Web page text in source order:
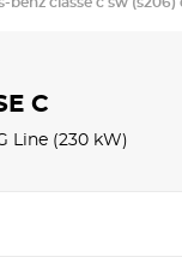
C
Line (230 kW)